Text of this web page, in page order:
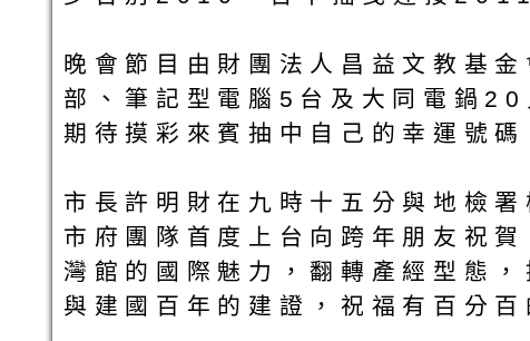
晚會節目由財團法人昌益文教基
部、筆記型電腦5台及大同電鍋
期待摸彩來賓抽中自己的幸運號碼
市長許明財在九時十五分與地檢
市府團隊首度上台向跨年朋友祝
灣館的國際魅力，翻轉產經型態
與建國百年的建證，祝福有百分